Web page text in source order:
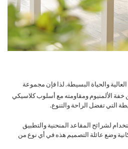
والحياة البسيطة. لذا فإن مجموعة
خفة الألمنيوم ومقاومته مع أسلوب كلاسيكي
التي تفضل الراحة والتنوع.
لشرائح المقاعد المنحنية والتطبيق
وضع عائلة التصميم هذه في أي نوع من